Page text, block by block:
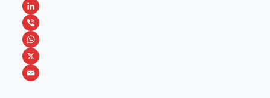
a
c
e
b
o
M
e
s
s
e
L
i
n
k
V
i
b
W
h
X